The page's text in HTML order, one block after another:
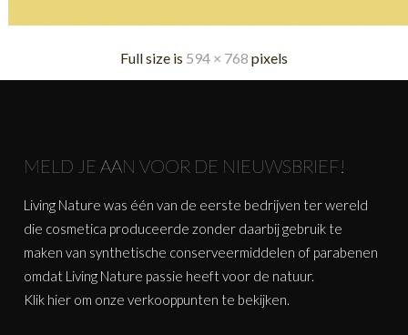
Full size is 594 × 768 pixels
MELD JE AAN VOOR DE NIEUWSBRIEF!
Living Nature was één van de eerste bedrijven ter wereld
die cosmetica produceerde zonder daarbij gebruik te
maken van synthetische conserveermiddelen of parabenen
omdat Living Nature passie heeft voor de natuur.
Klik hier om onze verkooppunten te bekijken.